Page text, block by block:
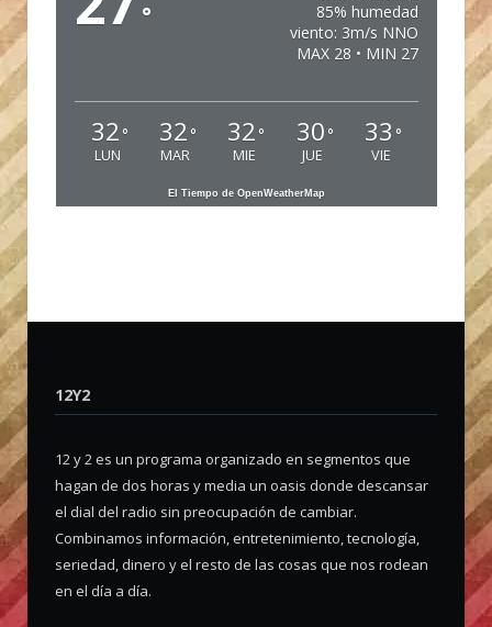
°
85% humedad
viento: 3m/s NNO
MAX 28 • MIN 27
32 °
LUN
32 °
MAR
32 °
MIE
30 °
JUE
33 °
VIE
El Tiempo de OpenWeatherMap
12Y2
12 y 2 es un programa organizado en segmentos que
hagan de dos horas y media un oasis donde descansar
el dial del radio sin preocupación de cambiar.
Combinamos información, entretenimiento, tecnología,
seriedad, dinero y el resto de las cosas que nos rodean
en el día a día.